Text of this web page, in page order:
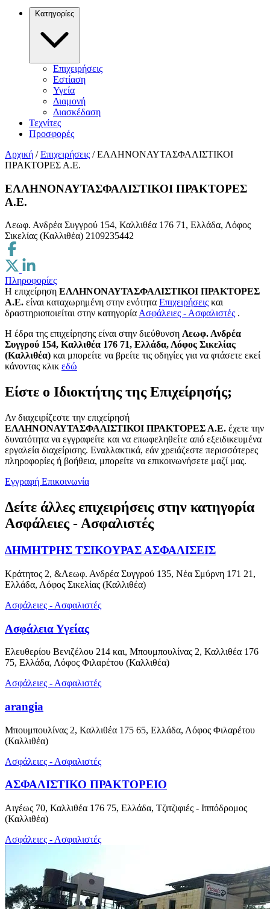
Κατηγορίες
Επιχειρήσεις
Εστίαση
Υγεία
Διαμονή
Διασκέδαση
Τεχνίτες
Προσφορές
Αρχική / Επιχειρήσεις / ΕΛΛΗΝΟΝΑΥΤΑΣΦΑΛΙΣΤΙΚΟΙ
ΠΡΑΚΤΟΡΕΣ Α.Ε.
ΕΛΛΗΝΟΝΑΥΤΑΣΦΑΛΙΣΤΙΚΟΙ ΠΡΑΚΤΟΡΕΣ
Α.Ε.
Λεωφ. Ανδρέα Συγγρού 154, Καλλιθέα 176 71, Ελλάδα, Λόφος
Σικελίας (Καλλιθέα) 2109235442
Πληροφορίες
Η επιχείρηση ΕΛΛΗΝΟΝΑΥΤΑΣΦΑΛΙΣΤΙΚΟΙ ΠΡΑΚΤΟΡΕΣ
Α.Ε. είναι καταχωρημένη στην ενότητα Επιχειρήσεις και
δραστηριοποιείται στην κατηγορίαΑσφάλειες - Ασφαλιστές .
H έδρα της επιχείρησης είναι στην διεύθυνση Λεωφ. Ανδρέα
Συγγρού 154, Καλλιθέα 176 71, Ελλάδα, Λόφος Σικελίας
(Καλλιθέα) και μπορείτε να βρείτε τις οδηγίες για να φτάσετε εκεί
κάνοντας κλικ εδώ
Είστε ο Ιδιοκτήτης της Επιχείρησής;
Αν διαχειρίζεστε την επιχείρησή
ΕΛΛΗΝΟΝΑΥΤΑΣΦΑΛΙΣΤΙΚΟΙ ΠΡΑΚΤΟΡΕΣ Α.Ε. έχετε την
δυνατότητα να εγγραφείτε και να επωφεληθείτε από εξειδικευμένα
εργαλεία διαχείρισης. Εναλλακτικά, εάν χρειάζεστε περισσότερες
πληροφορίες ή βοήθεια, μπορείτε να επικοινωνήσετε μαζί μας.
Εγγραφή Επικοινωνία
Δείτε άλλες επιχειρήσεις στην κατηγορία
Ασφάλειες - Ασφαλιστές
ΔΗΜΗΤΡΗΣ ΤΣΙΚΟΥΡΑΣ ΑΣΦΑΛΙΣΕΙΣ
Κράτητος 2, &Λεωφ. Ανδρέα Συγγρού 135, Νέα Σμύρνη 171 21,
Ελλάδα, Λόφος Σικελίας (Καλλιθέα)
Ασφάλειες - Ασφαλιστές
Ασφάλεια Υγείας
Ελευθερίου Βενιζέλου 214 και, Μπουμπουλίνας 2, Καλλιθέα 176
75, Ελλάδα, Λόφος Φιλαρέτου (Καλλιθέα)
Ασφάλειες - Ασφαλιστές
arangia
Μπουμπουλίνας 2, Καλλιθέα 175 65, Ελλάδα, Λόφος Φιλαρέτου
(Καλλιθέα)
Ασφάλειες - Ασφαλιστές
ΑΣΦΑΛΙΣΤΙΚΟ ΠΡΑΚΤΟΡΕΙΟ
Αιγέως 70, Καλλιθέα 176 75, Ελλάδα, Τζιτζιφιές - Ιππόδρομος
(Καλλιθέα)
Ασφάλειες - Ασφαλιστές